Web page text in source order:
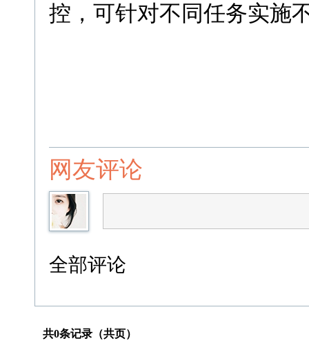
控，可针对不同任务实施
网友评论
全部评论
共0条记录（共页）